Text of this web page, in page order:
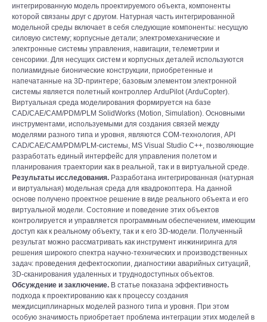
интегрированную модель проектируемого объекта, компоненты
которой связаны друг с другом. Натурная часть интегрированной
модельной среды включает в себя следующие компоненты: несущую
силовую систему; корпусные детали; электромеханические и
электронные системы управления, навигации, телеметрии и
сенсорики. Для несущих систем и корпусных деталей используются
полиамидные бионические конструкции, приобретенные и
напечатанные на 3D-принтере; базовым элементом электронной
системы является полетный контроллер ArduPilot (ArduCopter).
Виртуальная среда моделирования формируется на базе
CAD/CAE/CAM/PDM/PLM SolidWorks (Motion, Simulation). Основными
инструментами, используемыми для создания связей между
моделями разного типа и уровня, являются COM-технология, API
CAD/CAE/CAM/PDM/PLM-системы, MS Visual Studio C++, позволяющие
разработать единый интерфейс для управления полетом и
планирования траектории как в реальной, так и в виртуальной среде.
Результаты исследования. Разработана интегрированная (натурная
и виртуальная) модельная среда для квадрокоптера. На данной
основе получено проектное решение в виде реального объекта и его
виртуальной модели. Состояние и поведение этих объектов
контролируется и управляется программным обеспечением, имеющим
доступ как к реальному объекту, так и к его 3D-модели. Полученный
результат можно рассматривать как инструмент инжиниринга для
решения широкого спектра научно-технических и производственных
задач: проведения дефектоскопии, диагностики аварийных ситуаций,
3D-сканирования удаленных и труднодоступных объектов.
Обсуждение и заключение. В статье показана эффективность
подхода к проектированию как к процессу создания
междисциплинарных моделей разного типа и уровня. При этом
особую значимость приобретает проблема интеграции этих моделей в